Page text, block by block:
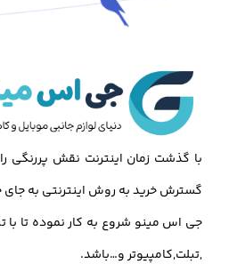
با گذشت زمان اینترنت نقش پررنگی
گسترش خرید به روش اینترنتی به جای
جی اس مینو شروع به کار نموده تا با
,تبلت,کامپیوتر و…باشد.